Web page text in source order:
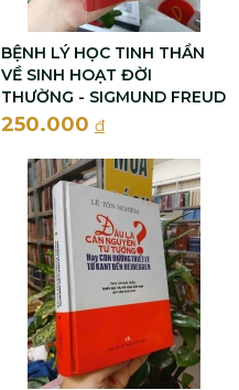
BỆNH LÝ HỌC TINH THẦN
VỀ SINH HOẠT ĐỜI
THƯỜNG - SIGMUND FREUD
250.000 đ